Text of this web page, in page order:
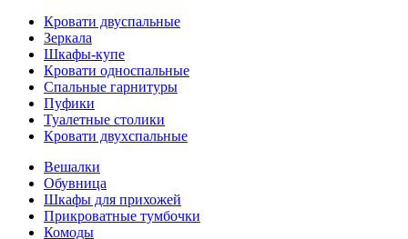
Кровати двуспальные
Зеркала
Шкафы-купе
Кровати односпальные
Спальные гарнитуры
Пуфики
Туалетные столики
Кровати двухспальные
Вешалки
Обувница
Шкафы для прихожей
Прикроватные тумбочки
Комоды